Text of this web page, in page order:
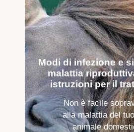
Modi di infezione e
malattia
istruzioni per il
Non è facile
alla malattia del
animale